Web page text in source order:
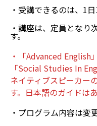
・受講できるのは、1
・講座は、定員となり
す。
・「Advanced English
「Social Studies In
ネイティブスピーカー
す。日本語のガイドは
・プログラム内容は変